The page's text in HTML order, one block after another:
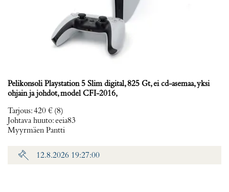
Pelikonsoli Playstation 5 Slim digital, 825 Gt, ei cd-asemaa, yksi
ohjain ja johdot, model CFI-2016,
Tarjous:420 € (8)
Johtava huuto:eeia83
Myyrmäen Pantti
12.8.2026 19:27:00